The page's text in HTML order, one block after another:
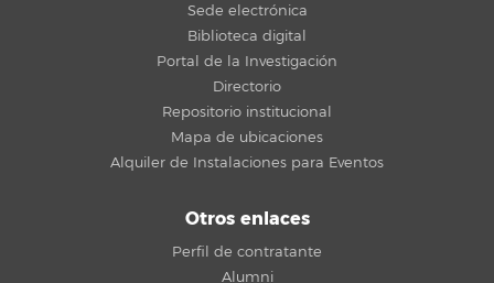
Sede electrónica
Biblioteca digital
Portal de la Investigación
Directorio
Repositorio institucional
Mapa de ubicaciones
Alquiler de Instalaciones para Eventos
Otros enlaces
Perfil de contratante
Alumni